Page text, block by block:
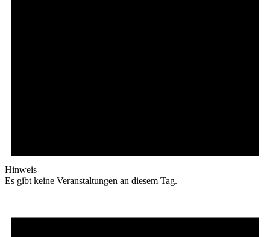
Hinweis
Es gibt keine Veranstaltungen an diesem Tag.